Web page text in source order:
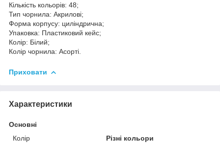
Кількість кольорів: 48;
Тип чорнила: Акрилові;
Форма корпусу: циліндрична;
Упаковка: Пластиковий кейс;
Колір: Білий;
Колір чорнила: Асорті.
Приховати
Характеристики
Основні
Колір
Різні кольори